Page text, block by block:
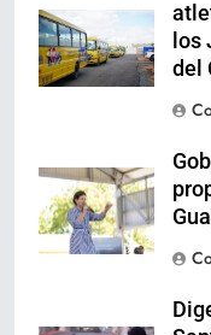
los
del